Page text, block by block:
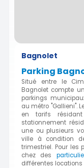
Bagnolet
Parking
Situé entre le
Bagnolet compte
parkings
au métro "Gallieni".
en tarifs
stationnement
une ou plusieurs
ville à condition
trimestriel. Pour les
chez des
différentes locations